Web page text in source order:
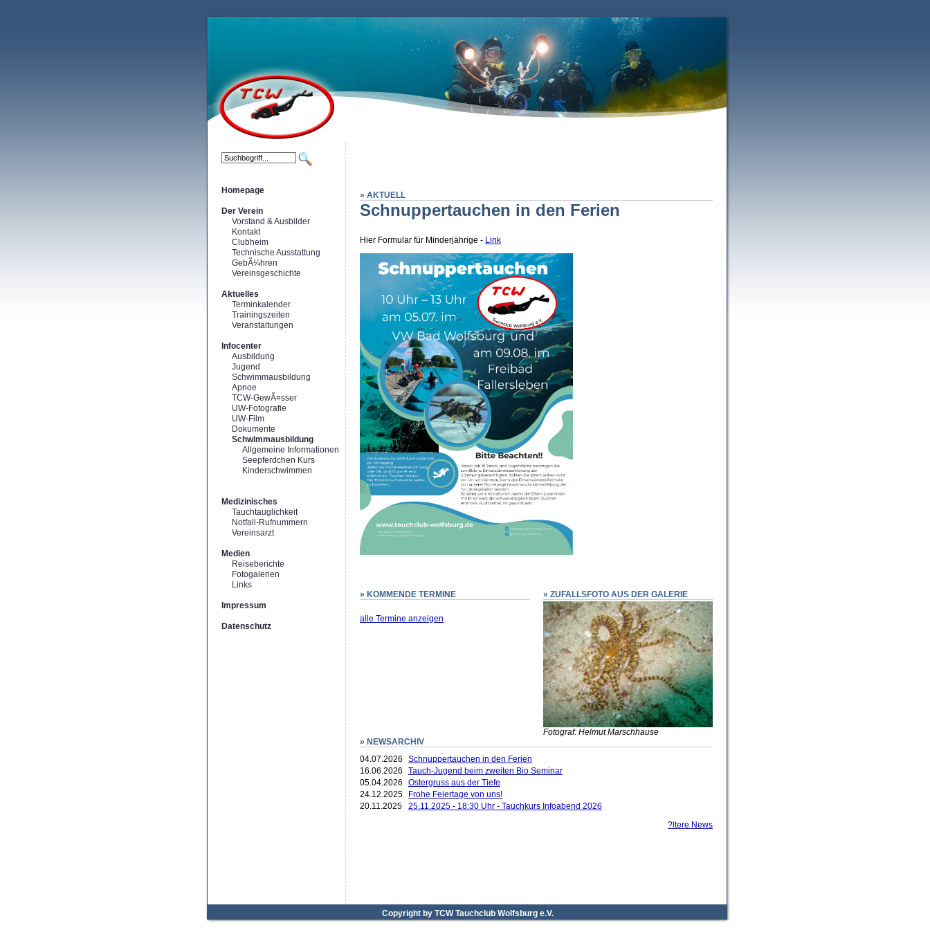
Homepage
Der Verein
Vorstand & Ausbilder
Kontakt
Clubheim
Technische Ausstattung
GebÃ¼hren
Vereinsgeschichte
Aktuelles
Terminkalender
Trainingszeiten
Veranstaltungen
Infocenter
Ausbildung
Jugend
Schwimmausbildung
Apnoe
TCW-GewÃ¤sser
UW-Fotografie
UW-Film
Dokumente
Schwimmausbildung
Allgemeine Informationen
Seepferdchen Kurs
Kinderschwimmen
Medizinisches
Tauchtauglichkeit
Notfall-Rufnummern
Vereinsarzt
Medien
Reiseberichte
Fotogalerien
Links
Impressum
Datenschutz
» AKTUELL
Schnuppertauchen in den Ferien
Hier Formular für Minderjährige - Link
» KOMMENDE TERMINE
alle Termine anzeigen
» ZUFALLSFOTO AUS DER GALERIE
Fotograf: Helmut Marschhause
» NEWSARCHIV
04.07.2026
Schnuppertauchen in den Ferien
16.06.2026
Tauch-Jugend beim zweiten Bio Seminar
05.04.2026
Ostergruss aus der Tiefe
24.12.2025
Frohe Feiertage von uns!
20.11.2025
25.11.2025 - 18:30 Uhr - Tauchkurs Infoabend 2026
?ltere News
Copyright by TCW Tauchclub Wolfsburg e.V.